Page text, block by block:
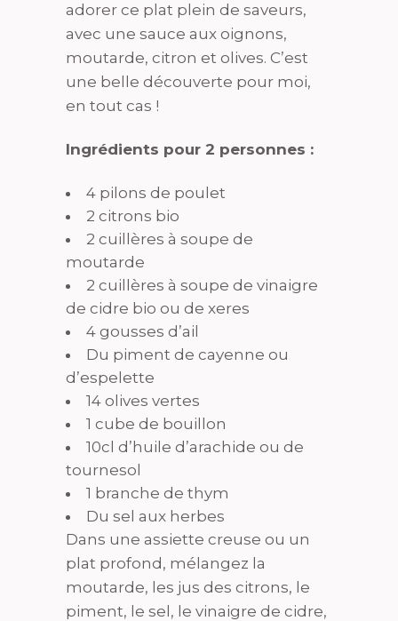
adorer ce plat plein de saveurs,
avec une sauce aux oignons,
moutarde, citron et olives. C’est
une belle découverte pour moi,
en tout cas !
Ingrédients pour 2 personnes :
4 pilons de poulet
2 citrons bio
2 cuillères à soupe de
moutarde
2 cuillères à soupe de vinaigre
de cidre bio ou de xeres
4 gousses d’ail
Du piment de cayenne ou
d’espelette
14 ol ives vertes
1 cube de bouillon
10cl d’huile d’arachide ou de
tournesol
1 branche de thym
Du sel aux herbes
Dans une assiette creuse ou un
plat profond, mélangez la
moutarde, les jus des citrons, le
piment, le sel, le vinaigre de cidre,